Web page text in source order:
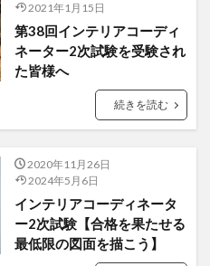
2021年1月15日
第38回インテリアコーディ
ネーター2次試験を受験され
た皆様へ
続きを読む
2020年11月26日
2024年5月6日
インテリアコーディネータ
ー2次試験【合格を果たせる
最低限の図面を描こう】